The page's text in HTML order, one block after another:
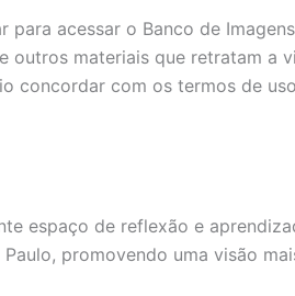
para acessar o Banco de
outros materiais que retratam a
concordar com os termos de
espaço de reflexão e
promovendo uma visão